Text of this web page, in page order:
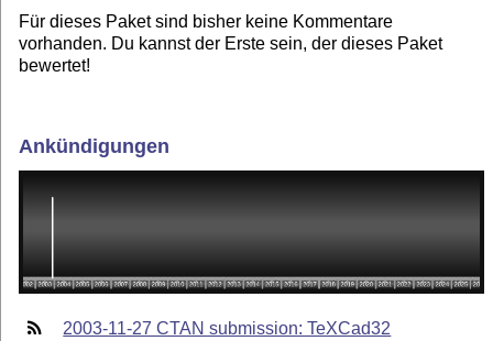
Für dieses Paket sind bisher keine Kommentare
vorhanden. Du kannst der Erste sein, der dieses Paket
bewertet!
Ankündigungen
2003-11-27 CTAN submission: TeXCad32